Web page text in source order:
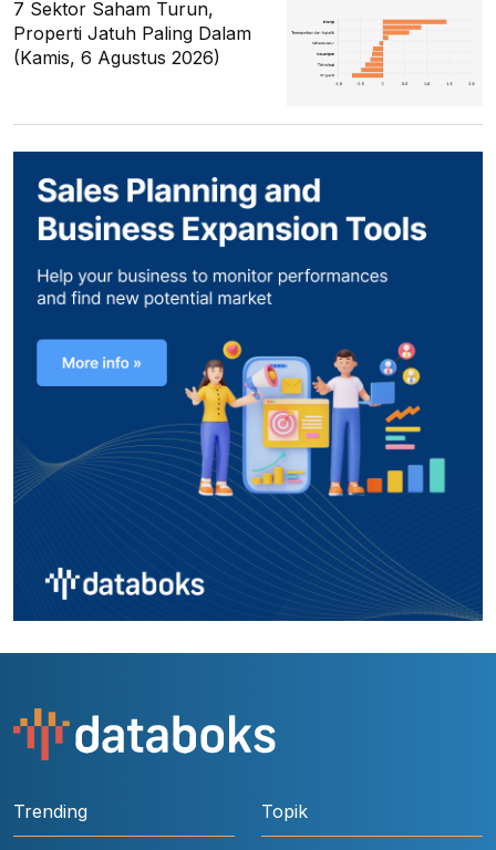
7 Sektor Saham Turun,
Properti Jatuh Paling Dalam
(Kamis, 6 Agustus 2026)
Trending Topik